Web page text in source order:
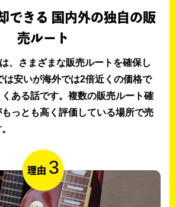
できる 国内外の独自の販
売ルート
、さまざまな販売ルートを確保し
は安いが海外では2倍近くの価格で
ある話です。複数の販売ルート確
っとも高く評価している場所で売
理由 3